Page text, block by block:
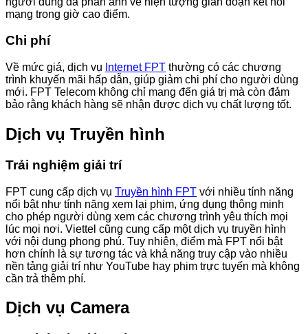
mạng trong giờ cao điểm.
Chi phí
Về mức giá, dịch vụ Internet FPT thường có các chương
trình khuyến mãi hấp dẫn, giúp giảm chi phí cho người dùng
mới. FPT Telecom không chỉ mang đến giá trị mà còn đảm
bảo rằng khách hàng sẽ nhận được dịch vụ chất lượng tốt.
Dịch vụ Truyền hình
Trải nghiệm giải trí
FPT cung cấp dịch vụ Truyền hình FPT với nhiều tính năng
nổi bật như tính năng xem lại phim, ứng dụng thông minh
cho phép người dùng xem các chương trình yêu thích mọi
lúc mọi nơi. Viettel cũng cung cấp một dịch vụ truyền hình
với nội dung phong phú. Tuy nhiên, điểm mà FPT nổi bật
hơn chính là sự tương tác và khả năng truy cập vào nhiều
nền tảng giải trí như YouTube hay phim trực tuyến mà không
cần trả thêm phí.
Dịch vụ Camera